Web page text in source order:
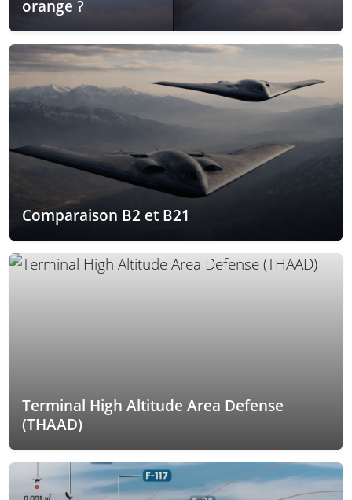
orange ?
Comparaison B2 et B21
Terminal High Altitude Area Defense
(THAAD)